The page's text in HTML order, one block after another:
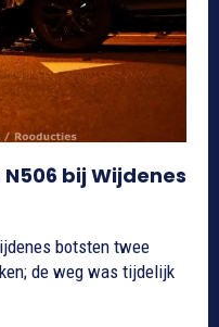
bij Wijdenes
botsten twee
de weg was tijdelijk